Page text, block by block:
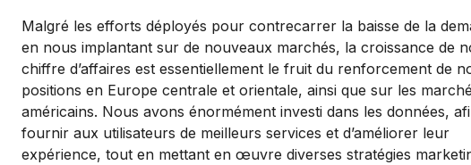
Malgré les efforts déployés pour contrecarrer la baisse de la
en nous implantant sur de nouveaux marchés, la croissance de
chiffre d’affaires est essentiellement le fruit du renforcement de
positions en Europe centrale et orientale, ainsi que sur les
américains. Nous avons énormément investi dans les données,
fournir aux utilisateurs de meilleurs services et d’améliorer leur
expérience, tout en mettant en œuvre diverses stratégies